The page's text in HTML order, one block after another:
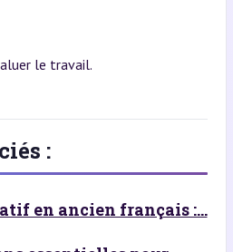
le travail.
:
en ancien français :...